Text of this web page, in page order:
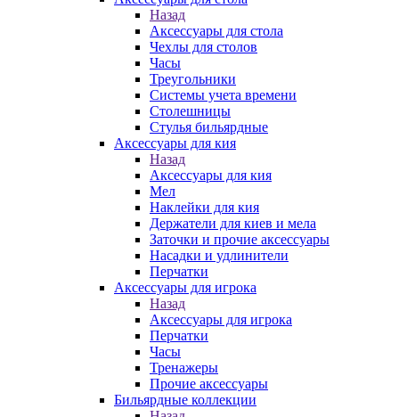
Назад
Аксессуары для стола
Чехлы для столов
Часы
Треугольники
Системы учета времени
Столешницы
Стулья бильярдные
Аксессуары для кия
Назад
Аксессуары для кия
Мел
Наклейки для кия
Держатели для киев и мела
Заточки и прочие аксессуары
Насадки и удлинители
Перчатки
Аксессуары для игрока
Назад
Аксессуары для игрока
Перчатки
Часы
Тренажеры
Прочие аксессуары
Бильярдные коллекции